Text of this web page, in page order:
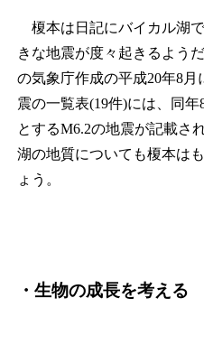
榎本は日記にバイカル湖
きな地震が度々起きるよう
の気象庁作成の平成20年8
震の一覧表(19件)には、同
とするM6.2の地震が記載さ
湖の地質についても榎本は
ょう。
・生物の成長を考える